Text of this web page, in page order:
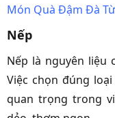
Món Quà Đậm Đà
Nếp
Nếp là nguyên liệu
Việc chọn đúng
quan trọng trong